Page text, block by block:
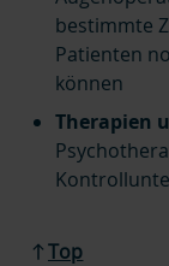
bestimmte
Patienten
können
Therapien
Top